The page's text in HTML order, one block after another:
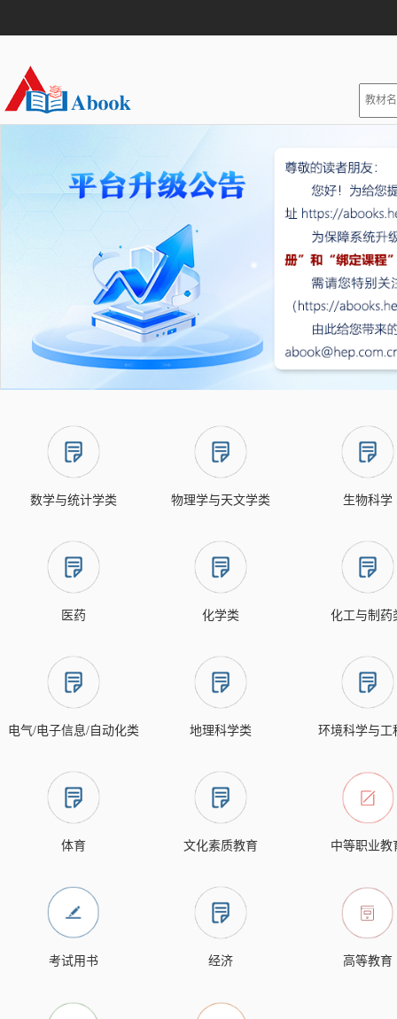
数学与统计学类 物理学与天文学类 生物科学
医药 化学类 化工与制药
电气/电子信息/自动化类 地理科学类 环境科学与工
体育 文化素质教育 中等职业教
考试用书 经济 高等教育